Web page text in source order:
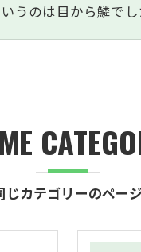
うのは目から鱗でし
じカテゴリーのペー